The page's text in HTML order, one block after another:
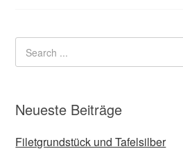
Neueste Beiträge
Filetgrundstück und Tafelsilber